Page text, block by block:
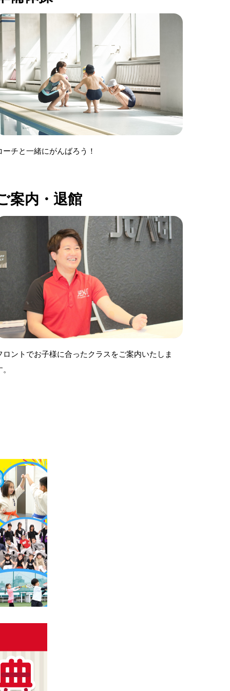
ーチと一緒にがんばろう！
案内・退館
ロントでお子様に合ったクラスをご案内いたしま